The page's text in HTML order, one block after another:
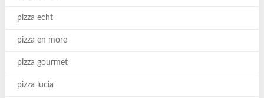
pizza echt
pizza en more
pizza gourmet
pizza lucia